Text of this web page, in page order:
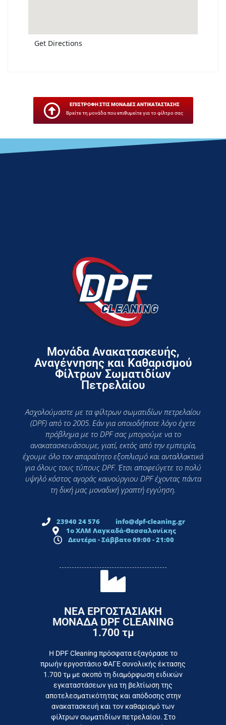
Get Directions
ΕΠΙΣΤΡΟΦΗ ΣΤΙΣ ΜΟΝΑΔΕΣ ΑΝΤΙΚΑΤΑΣΤΑΣΗΣ
Βρείτε τη μονάδα που επιθυμείτε για το φίλτρο σας
Μονάδα Ανακατασκευής,
Αναγέννησης και Καθαρισμού
Φίλτρων Σωματιδίων
Πετρελαίου
Ασχολούμαστε με τα φίλτρων σωματιδίων πετρελαίου
(DPF) από το 2005. Εάν για οποιοδήποτε λόγο έχετε
πρόβλημα με το DPF σας μπορούμε να το
ανακατασκευάσουμε, γιατί, εκτός από την εμπειρία,
έχουμε όλο τον απαραίτητο εξοπλισμό και ανταλλακτικά
για όλους τους τύπους DPF. Έτσι αποφεύγετε το πολύ
υψηλό κόστος αγοράς καινούργιου DPF έχοντας πάντα
τη δική μας μοναδική γραπτή εγγύηση.
23940 24 576
info@dpf-cleaning.gr
1ο ΧΛΜ Λαγκαδά-Θεσσαλονίκης
Δευτέρα - Σάββατο 09:00 - 21:00
ΝΕΑ ΕΡΓΟΣΤΑΣΙΑΚΗ
ΜΟΝΑΔΑ DPF CLEANING
1.700 τμ
Η DPF Cleaning πρόσφατα εξαγόρασε το
πρωήν εργοστάσιο ΦΑΓΕ συνολικής έκτασης
1.700 τμ με σκοπό τη διαμόρφωση ειδικών
εγκαταστάσεων για τη βελτίωση της
αποτελεσματικότητας και απόδοσης στην
ανακατασκευή και τον καθαρισμό των
φίλτρων σωματιδίων πετρελαίου. Στο
Εργαζόμαστε καθημερινά για
το συμφέρον του τελικού
καταναλωτή